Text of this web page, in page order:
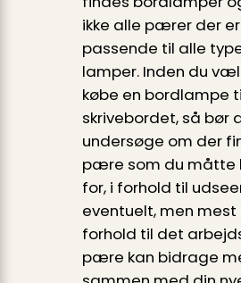
ikke alle pærer der er
passende til alle
lamper. Inden du
købe en bordlampe
skrivebordet, så bør
undersøge om der
pære som du måtte
for, i forhold til
eventuelt, men
forhold til det
pære kan bidrage